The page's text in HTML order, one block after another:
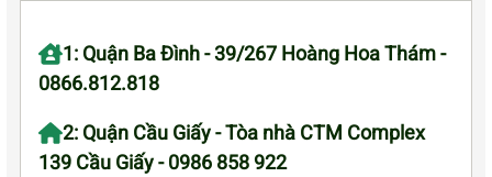
1: Quận Ba Đình - 39/267 Hoàng Hoa Thám -
0866.812.818
2: Quận Cầu Giấy - Tòa nhà CTM Complex
139 Cầu Giấy - 0986 858 922